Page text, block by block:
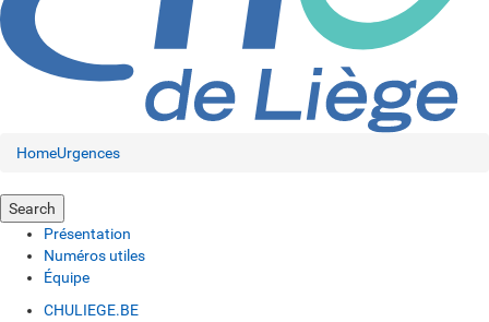
HomeUrgences
Search
Présentation
Numéros utiles
Équipe
CHULIEGE.BE